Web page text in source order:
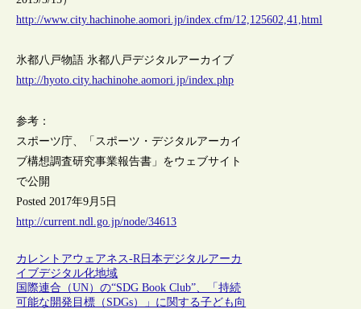
http://www.city.hachinohe.aomori.jp/index.cfm/12,125602,41,html
氷都八戸物語 氷都八戸デジタルアーカイブ
http://hyoto.city.hachinohe.aomori.jp/index.php
参考：
スポーツ庁、「スポーツ・デジタルアーカイ
ブ構想調査研究事業報告書」をウェブサイト
で公開
Posted 2017年9月5日
http://current.ndl.go.jp/node/34613
カレントアウェアネス-R 日本デジタルアーカ
イブデジタル化地域
国際連合（UN）の“SDG Book Club”、「持続
可能な開発目標（SDGs）」に関する子ども向